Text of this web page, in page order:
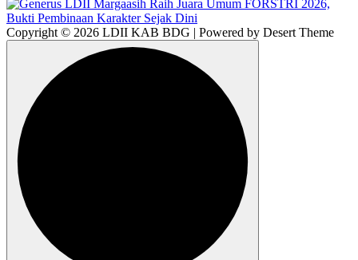
Copyright © 2026 LDII KAB BDG | Powered by Desert Theme